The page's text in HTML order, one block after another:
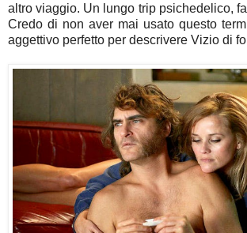
altro viaggio. Un lungo trip psichedelico,
Credo di non aver mai usato questo
aggettivo perfetto per descrivere Vizio di